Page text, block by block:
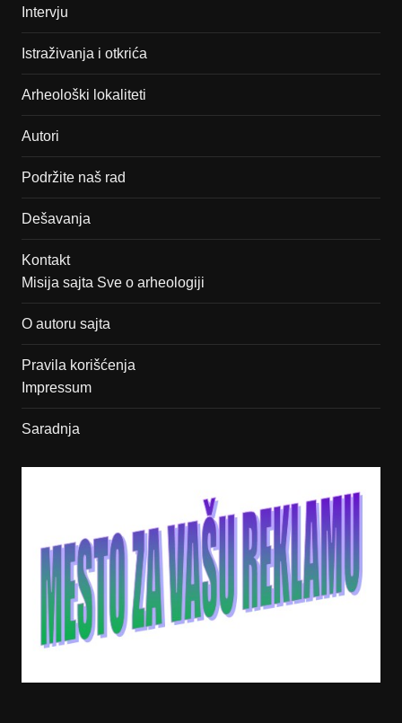
Intervju
Istraživanja i otkrića
Arheološki lokaliteti
Autori
Podržite naš rad
Dešavanja
Kontakt
Misija sajta Sve o arheologiji
O autoru sajta
Pravila korišćenja
Impressum
Saradnja